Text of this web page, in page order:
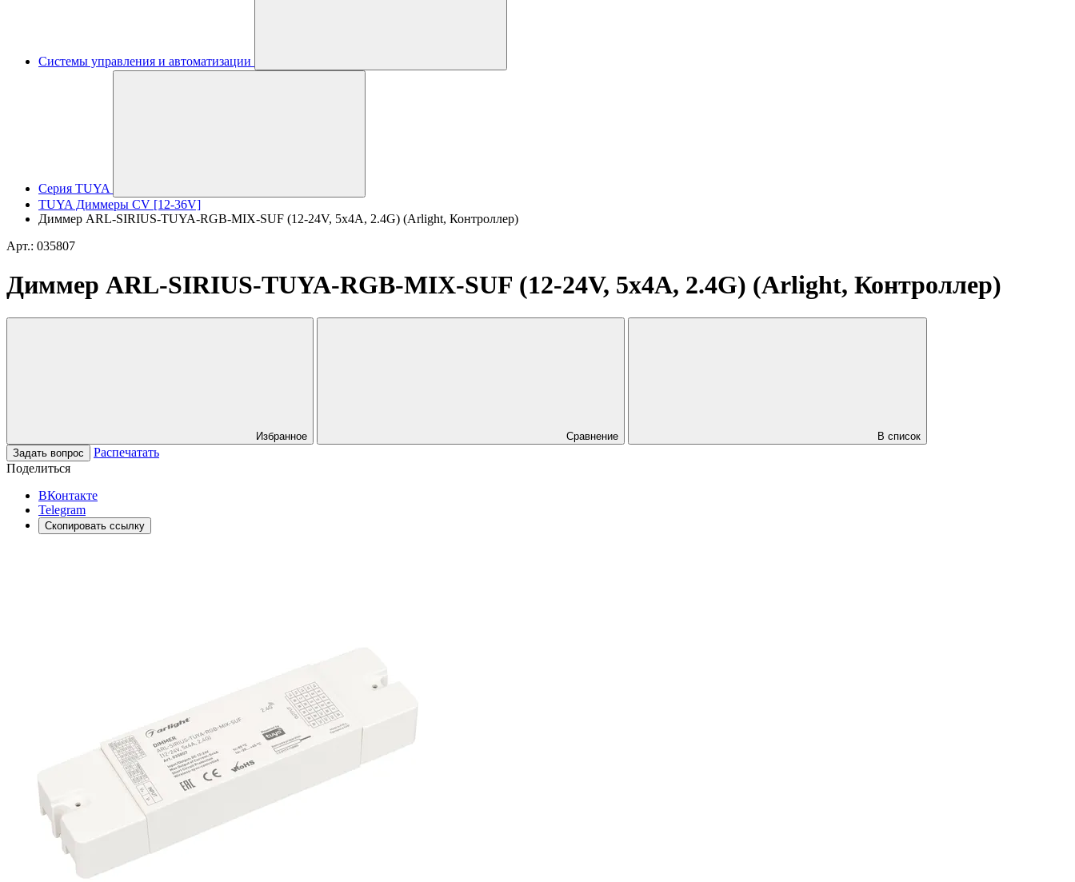
Системы управления и автоматизации
Серия TUYA
TUYA Диммеры CV [12-36V]
Диммер ARL-SIRIUS-TUYA-RGB-MIX-SUF (12-24V, 5x4A, 2.4G) (Arlight, Контроллер)
Арт.: 035807
Диммер ARL-SIRIUS-TUYA-RGB-MIX-SUF (12-24V, 5x4A, 2.4G) (Arlight, Контроллер)
Избранное Сравнение
В список
Задать вопрос
Распечатать
Поделиться
ВКонтакте
Telegram
Скопировать ссылку